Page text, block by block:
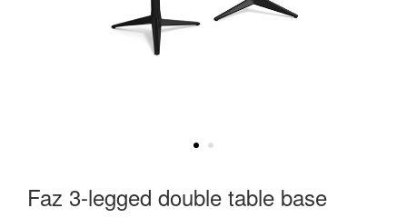
Faz 3-legged double table base